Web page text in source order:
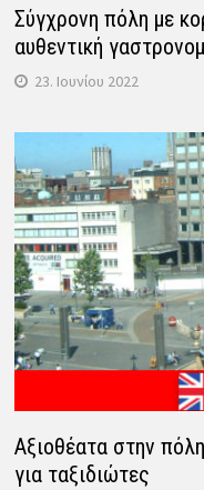
Σύγχρονη πόλη με
αυθεντική
23. Ιουνίου 2022
Αξιοθέατα στην
για ταξιδιώτες